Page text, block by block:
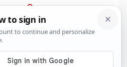
PRIJAVA
News Komentari